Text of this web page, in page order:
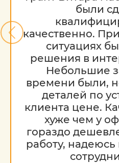
были
качественно.
ситуациях
решения в
Небольшие
времени были,
деталей по
клиента цене.
хуже чем у
гораздо
работу,